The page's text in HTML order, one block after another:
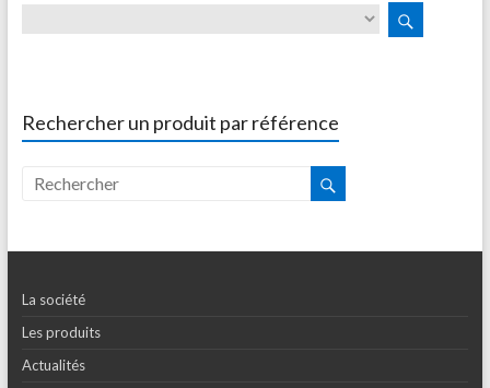
Rechercher un produit par référence
La société
Les produits
Actualités